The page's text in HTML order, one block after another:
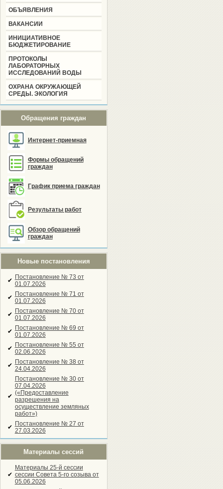
ОБЪЯВЛЕНИЯ
ВАКАНСИИ
ИНИЦИАТИВНОЕ
БЮДЖЕТИРОВАНИЕ
ПРОТОКОЛЫ
ЛАБОРАТОРНЫХ
ИССЛЕДОВАНИЙ ВОДЫ
ОХРАНА ОКРУЖАЮЩЕЙ
СРЕДЫ. ЭКОЛОГИЯ
Обращения граждан
Интернет-приемная
Формы обращений
граждан
График приема граждан
Результаты работ
Обзор обращений
граждан
Новые постановления
✔ Постановление № 73 от
01.07.2026
✔ Постановление № 71 от
01.07.2026
✔ Постановление № 70 от
01.07.2026
✔ Постановление № 69 от
01.07.2026
✔ Постановление № 55 от
02.06.2026
✔ Постановление № 38 от
24.04.2026
✔
Постановление № 30 от
07.04.2026
(«Предоставление
разрешения на
осуществление земляных
работ»)
✔ Постановление № 27 от
27.03.2026
Материалы сессий
✔
Материалы 25-й сессии
сессии Совета 5-го созыва от
05.06.2026